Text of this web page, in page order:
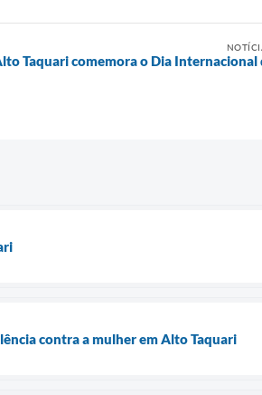
Taquari comemora o Dia Internacional
contra a mulher em Alto Taquari